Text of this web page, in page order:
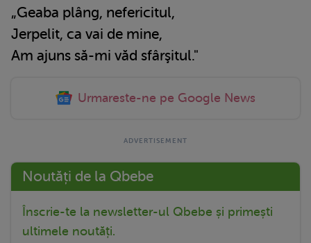
„Geaba plâng, nefericitul,
Jerpelit, ca vai de mine,
Am ajuns să-mi văd sfârşitul."
Urmareste-ne pe Google News
Noutăți de la Qbebe
Înscrie-te la newsletter-ul Qbebe și primești
ultimele noutăți.